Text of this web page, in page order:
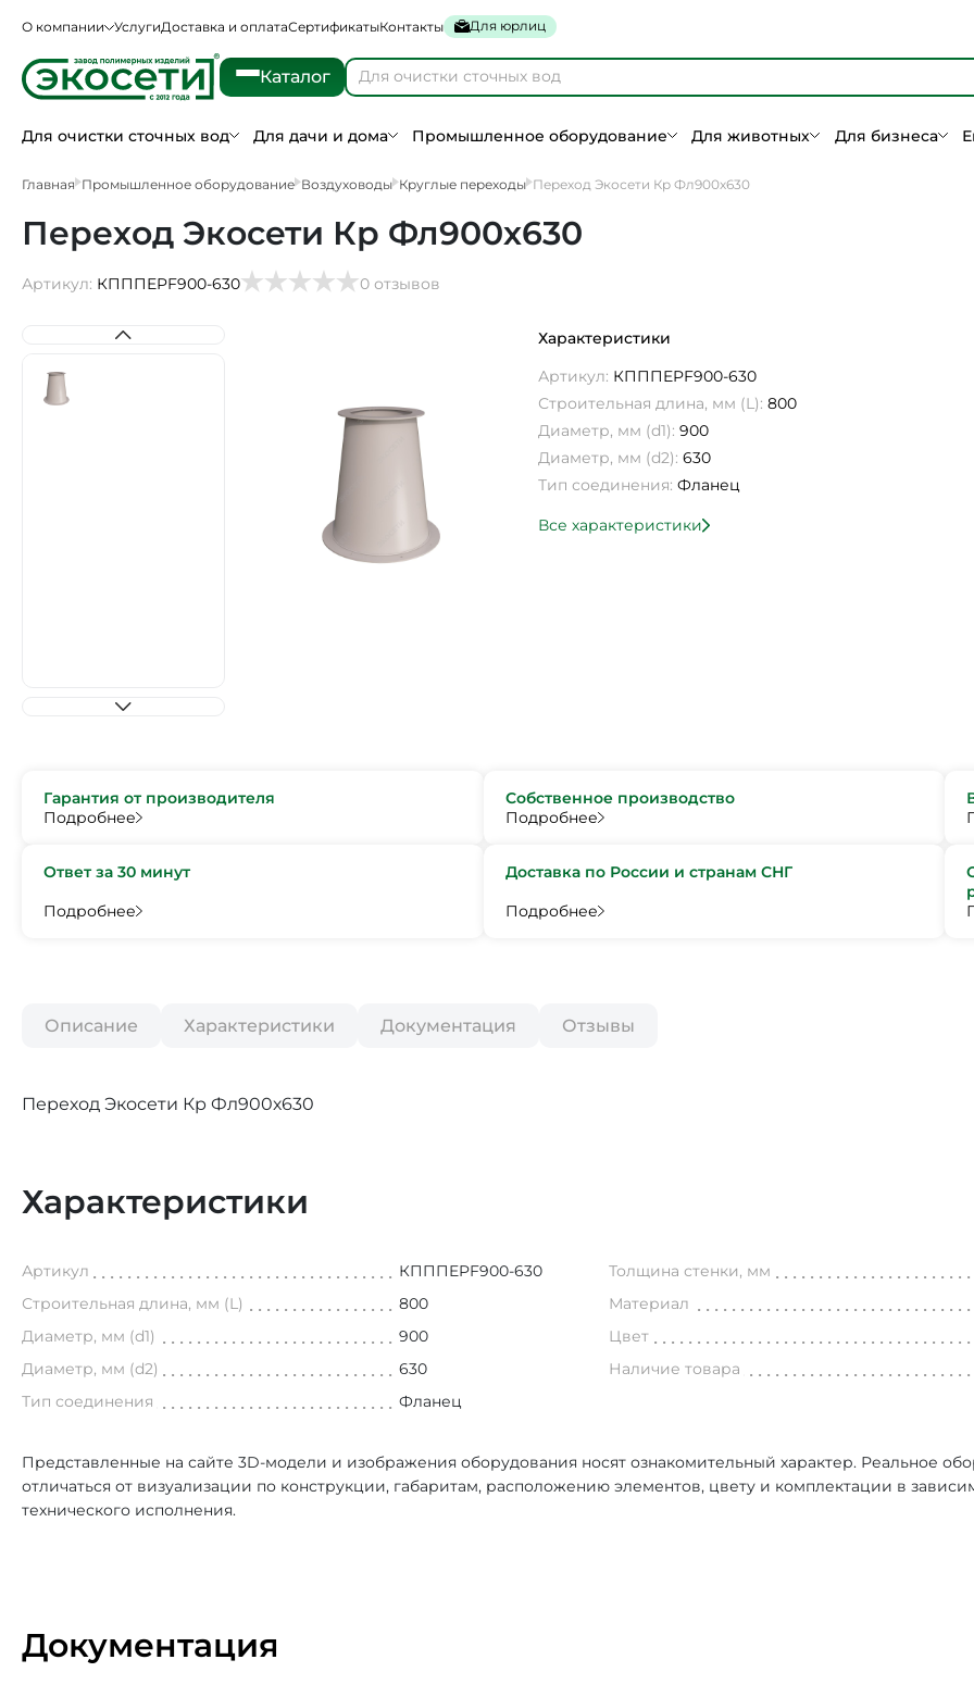
О компании УслугиДоставка и оплатаСертификатыКонтакты Для юрлиц
Каталог
Для очистки сточных вод Для дачи и дома Промышленное оборудование Для животных Для бизнеса
Главная Промышленное оборудование Воздуховоды Круглые переходы Переход Экосети Кр Фл900х630
Переход Экосети Кр Фл900х630
Артикул: КПППEPF900-630 0 отзывов
Характеристики
Артикул: КПППEPF900-630
Строительная длина, мм (L): 800
Диаметр, мм (d1): 900
Диаметр, мм (d2): 630
Тип соединения: Фланец
Все характеристики
Гарантия от производителя
Подробнее
Собственное производство
Подробнее
Ответ за 30 минут
Подробнее
Доставка по России и странам СНГ
Подробнее
Описание Характеристики Документация Отзывы
Переход Экосети Кр Фл900х630
Характеристики
Артикул
КПППEPF900-630
Строительная длина, мм (L)
800
Диаметр, мм (d1)
900
Диаметр, мм (d2)
630
Тип соединения
Фланец
Толщина стенки, мм
Материал
Цвет
Наличие товара
Представленные на сайте 3D-модели и изображения оборудования носят ознакомительный характер. Реальное
отличаться от визуализации по конструкции, габаритам, расположению элементов, цвету и комплектации в
технического исполнения.
Документация